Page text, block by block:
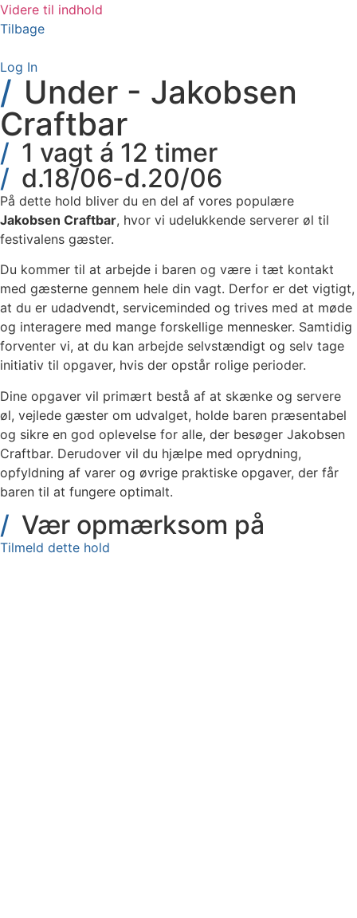
Videre til indhold
Tilbage
Log In
Under - Jakobsen
Craftbar
1 vagt á 12 timer
d.18/06-d.20/06
På dette hold bliver du en del af vores populære
Jakobsen Craftbar, hvor vi udelukkende serverer øl til
festivalens gæster.
Du kommer til at arbejde i baren og være i tæt kontakt
med gæsterne gennem hele din vagt. Derfor er det vigtigt,
at du er udadvendt, serviceminded og trives med at møde
og interagere med mange forskellige mennesker. Samtidig
forventer vi, at du kan arbejde selvstændigt og selv tage
initiativ til opgaver, hvis der opstår rolige perioder.
Dine opgaver vil primært bestå af at skænke og servere
øl, vejlede gæster om udvalget, holde baren præsentabel
og sikre en god oplevelse for alle, der besøger Jakobsen
Craftbar. Derudover vil du hjælpe med oprydning,
opfyldning af varer og øvrige praktiske opgaver, der får
baren til at fungere optimalt.
Vær opmærksom på
Tilmeld dette hold